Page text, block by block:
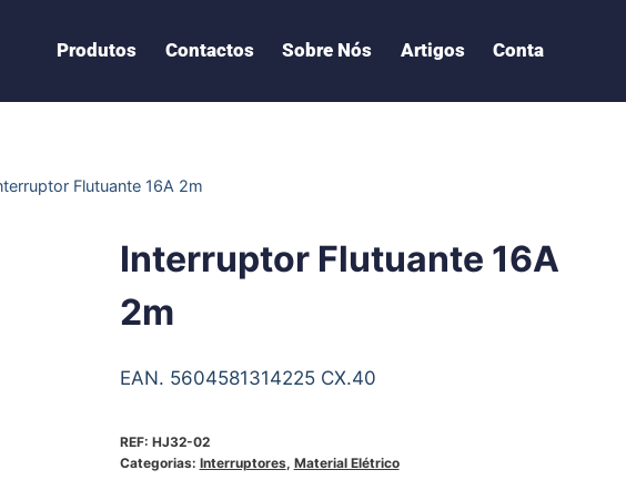
Produtos Contactos Sobre Nós Artigos Conta
Flutuante 16A 2m
Interruptor Flutuante 16A
2m
EAN. 5604581314225 CX.40
REF: HJ32-02
Categorias: Interruptores, Material Elétrico